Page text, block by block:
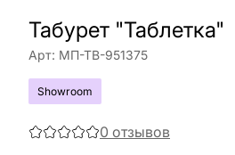
Табурет "Таблетка"
Арт: МП-ТВ-951375
Showroom
0 отзывов